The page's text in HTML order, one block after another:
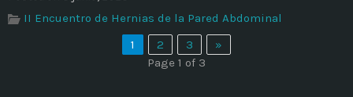
II Encuentro de Hernias de la Pared Abdominal
1
2 3
»
Page 1 of 3